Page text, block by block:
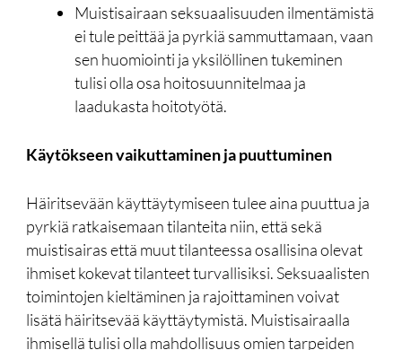
Muistisairaan seksuaalisuuden ilmentämistä
ei tule peittää ja pyrkiä sammuttamaan, vaan
sen huomiointi ja yksilöllinen tukeminen
tulisi olla osa hoitosuunnitelmaa ja
laadukasta hoitotyötä.
Käytökseen vaikuttaminen ja puuttuminen
Häiritsevään käyttäytymiseen tulee aina puuttua ja
pyrkiä ratkaisemaan tilanteita niin, että sekä
muistisairas että muut tilanteessa osallisina olevat
ihmiset kokevat tilanteet turvallisiksi. Seksuaalisten
toimintojen kieltäminen ja rajoittaminen voivat
lisätä häiritsevää käyttäytymistä. Muistisairaalla
ihmisellä tulisi olla mahdollisuus omien tarpeiden